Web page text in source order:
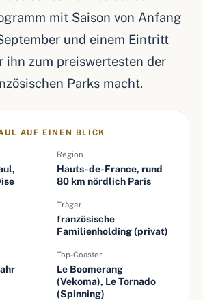
mit Saison von Anfang
und einem Eintritt
ihn zum preiswertesten der
Parks macht.
AUF EINEN BLICK
Region
Hauts-de-France, rund
80 km nördlich Paris
Träger
französische
Familienholding (privat)
Top-Coaster
Le Boomerang
(Vekoma), Le Tornado
(Spinning)